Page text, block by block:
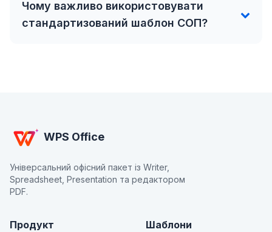
Чому важливо використовувати
стандартизований шаблон СОП?
WPS Office
Універсальний офісний пакет із Writer,
Spreadsheet, Presentation та редактором
PDF.
Продукт
Шаблони